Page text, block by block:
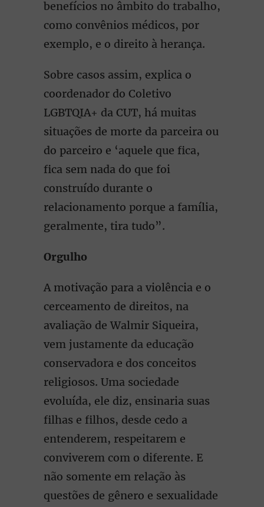
benefícios no âmbito do trabalho,
como convênios médicos, por
exemplo, e o direito à herança.
Sobre casos assim, explica o
coordenador do Coletivo
LGBTQIA+ da CUT, há muitas
situações de morte da parceira ou
do parceiro e ‘aquele que fica,
fica sem nada do que foi
construído durante o
relacionamento porque a família,
geralmente, tira tudo”.
Orgulho
A motivação para a violência e o
cerceamento de direitos, na
avaliação de Walmir Siqueira,
vem justamente da educação
conservadora e dos conceitos
religiosos. Uma sociedade
evoluída, ele diz, ensinaria suas
filhas e filhos, desde cedo a
entenderem, respeitarem e
conviverem com o diferente. E
não somente em relação às
questões de gênero e sexualidade